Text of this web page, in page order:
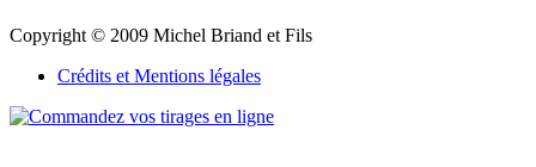
Copyright © 2009 Michel Briand et Fils
Crédits et Mentions légales